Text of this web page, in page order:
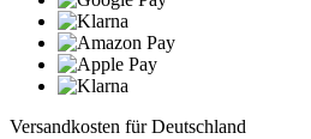
Versandkosten für Deutschland